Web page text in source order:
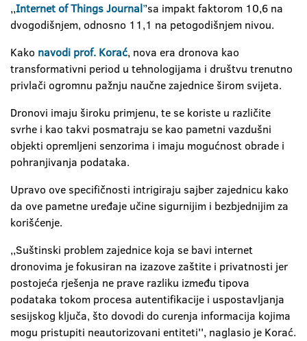
,,Internet of Things Journal’’sa impakt faktorom 10,6 na
dvogodišnjem, odnosno 11,1 na petogodišnjem nivou.
Kako navodi prof. Korać, nova era dronova kao
transformativni period u tehnologijama i društvu trenutno
privlači ogromnu pažnju naučne zajednice širom svijeta.
Dronovi imaju široku primjenu, te se koriste u različite
svrhe i kao takvi posmatraju se kao pametni vazdušni
objekti opremljeni senzorima i imaju mogućnost obrade i
pohranjivanja podataka.
Upravo ove specifičnosti intrigiraju sajber zajednicu kako
da ove pametne uređaje učine sigurnijim i bezbjednijim za
korišćenje.
,,Suštinski problem zajednice koja se bavi internet
dronovima je fokusiran na izazove zaštite i privatnosti jer
postojeća rješenja ne prave razliku između tipova
podataka tokom procesa autentifikacije i uspostavljanja
sesijskog ključa, što dovodi do curenja informacija kojima
mogu pristupiti neautorizovani entiteti'', naglasio je Korać.